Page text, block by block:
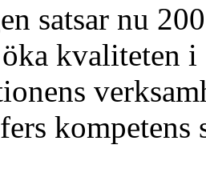
satsar nu
kvaliteten